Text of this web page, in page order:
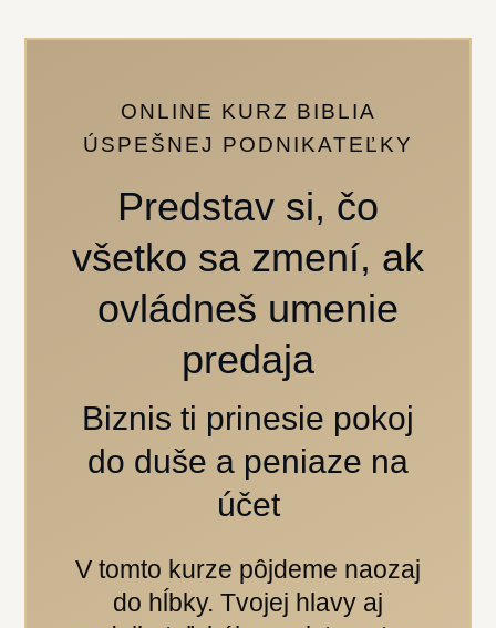
ONLINE KURZ BIBLIA
ÚSPEŠNEJ PODNIKATEĽKY
Predstav si, čo
všetko sa zmení, ak
ovládneš umenie
predaja
Biznis ti prinesie pokoj
do duše a peniaze na
účet
V tomto kurze pôjdeme naozaj
do hĺbky. Tvojej hlavy aj